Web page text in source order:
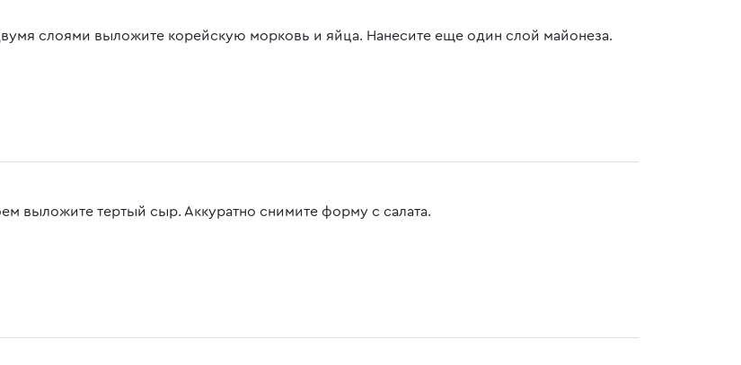
слоями выложите корейскую морковь и яйца. Нанесите еще один слой майонеза.
выложите тертый сыр. Аккуратно снимите форму с салата.